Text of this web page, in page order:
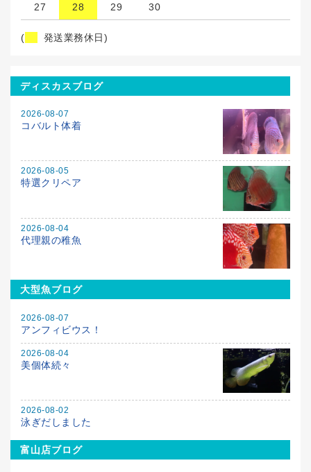
27 28 29 30
( 発送業務休日)
ディスカスブログ
2026-08-07
コバルト体着
2026-08-05
特選クリペア
2026-08-04
代理親の稚魚
大型魚ブログ
2026-08-07
アンフィビウス！
2026-08-04
美個体続々
2026-08-02
泳ぎだしました
富山店ブログ